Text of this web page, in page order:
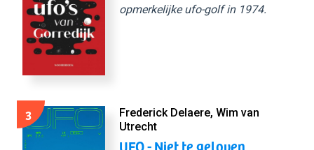
opmerkelijke ufo-golf in 1974.
3
Frederick Delaere, Wim van
Utrecht
UFO - Niet te geloven